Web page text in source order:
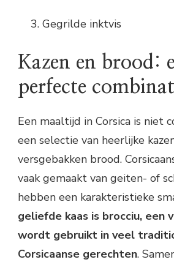
Gegrilde inktvis
Kazen en brood:
perfecte
Een maaltijd in Corsica is niet
een selectie van heerlijke
versgebakken brood.
vaak gemaakt van geiten- of
hebben een karakteristieke
geliefde kaas is brocciu, een
wordt gebruikt in veel
Corsicaanse gerechten.